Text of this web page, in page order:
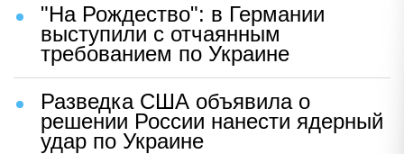
"На Рождество": в Германии
выступили с отчаянным
требованием по Украине
Разведка США объявила о
решении России нанести ядерный
удар по Украине